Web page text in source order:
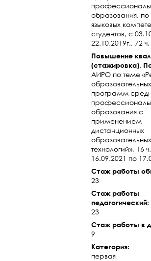
образования,
языковых
студентов, с
22.10.2019г., 72 ч.
Повышение
(стажировка).
АИРО по теме
образовательных
программ
образования с
применением
дистанционных
образовательных
технологий», 16
16.09.2021 по
Стаж работы
23
Стаж работы
педагогический:
23
Стаж работы в
9
Категория:
первая